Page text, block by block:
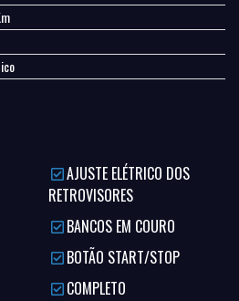
AJUSTE ELÉTRICO DOS
RETROVISORES
BANCOS EM COURO
BOTÃO START/STOP
COMPLETO